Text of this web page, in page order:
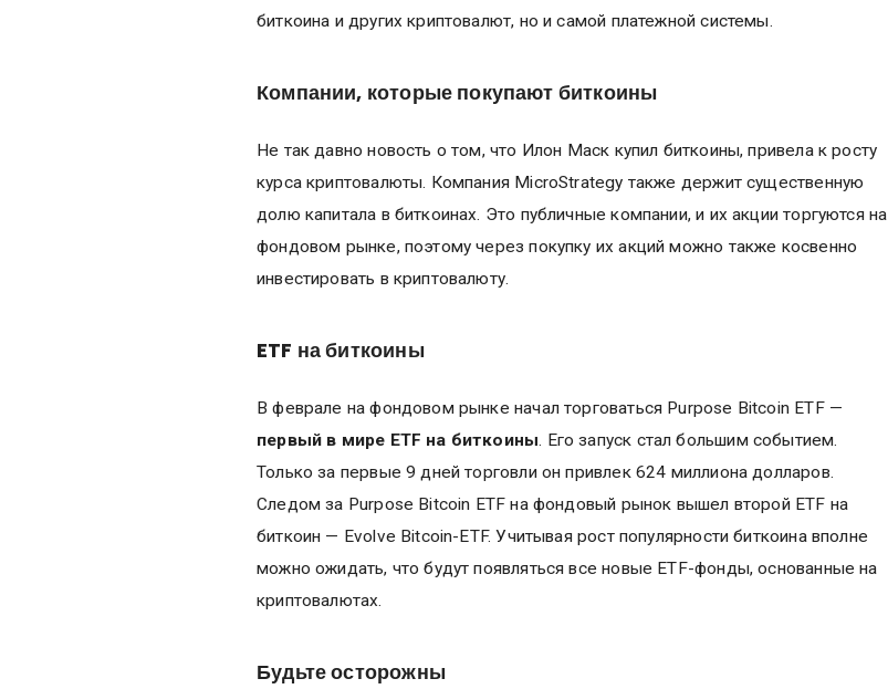
биткоина и других криптовалют, но и самой платежной системы.
Компании, которые покупают биткоины
Не так давно новость о том, что Илон Маск купил биткоины, привела к росту
курса криптовалюты. Компания MicroStrategy также держит существенную
долю капитала в биткоинах. Это публичные компании, и их акции торгуются на
фондовом рынке, поэтому через покупку их акций можно также косвенно
инвестировать в криптовалюту.
ETF на биткоины
В феврале на фондовом рынке начал торговаться Purpose Bitcoin ETF —
первый в мире ETF на биткоины. Его запуск стал большим событием.
Только за первые 9 дней торговли он привлек 624 миллиона долларов.
Следом за Purpose Bitcoin ETF на фондовый рынок вышел второй ETF на
биткоин — Evolve Bitcoin-ETF. Учитывая рост популярности биткоина вполне
можно ожидать, что будут появляться все новые ETF-фонды, основанные на
криптовалютах.
Будьте осторожны